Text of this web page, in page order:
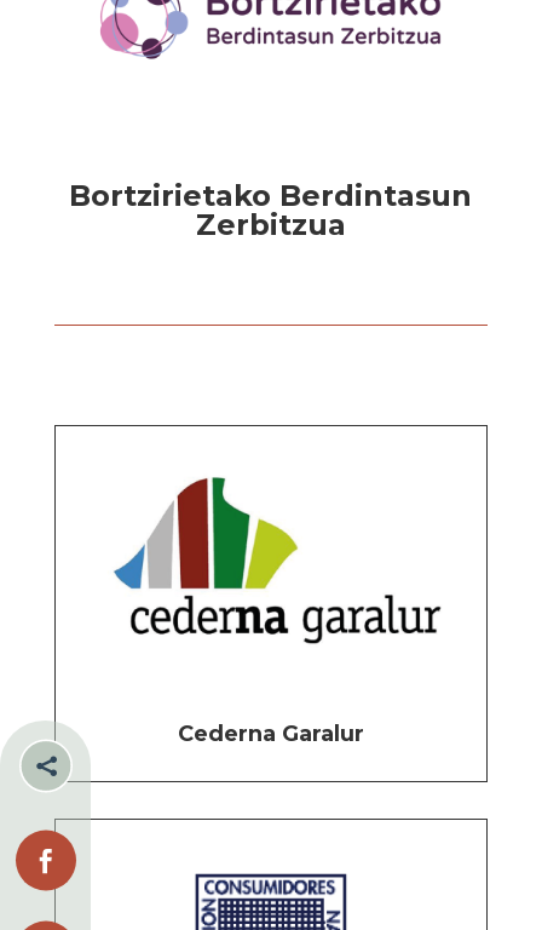


Bortzirietako Berdintasun
Zerbitzua
Cederna Garalur